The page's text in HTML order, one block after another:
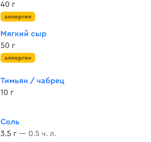
40 г
аллерген
Мягкий сыр
50 г
аллерген
Тимьян / чабрец
10 г
Соль
3.5 г — 0.5 ч. л.